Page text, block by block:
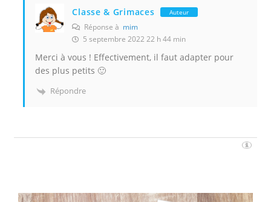
Classe & Grimaces Auteur
Réponse à mim
5 septembre 2022 22 h 44 min
Merci à vous ! Effectivement, il faut adapter pour
des plus petits 🙂
Répondre